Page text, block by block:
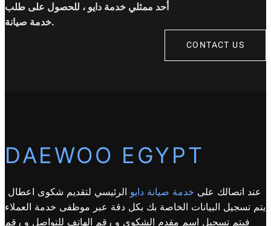
أحد ممثلي خدمة دايو ، للحصول على طلب
خدمة صيانة.
CONTACT US
DAEWOO EGYPT
عند اتصالك على خدمة صيانة دايو الرئيسي لتقديم شكوى اعطال
يتم تسجيل البيانات الخاصة بك بكل دقة عبر موظفى خدمة العملاء
فيتم تسجيل اسم مقدم الشكوى و رقم الهاتف للتواصل و رقم